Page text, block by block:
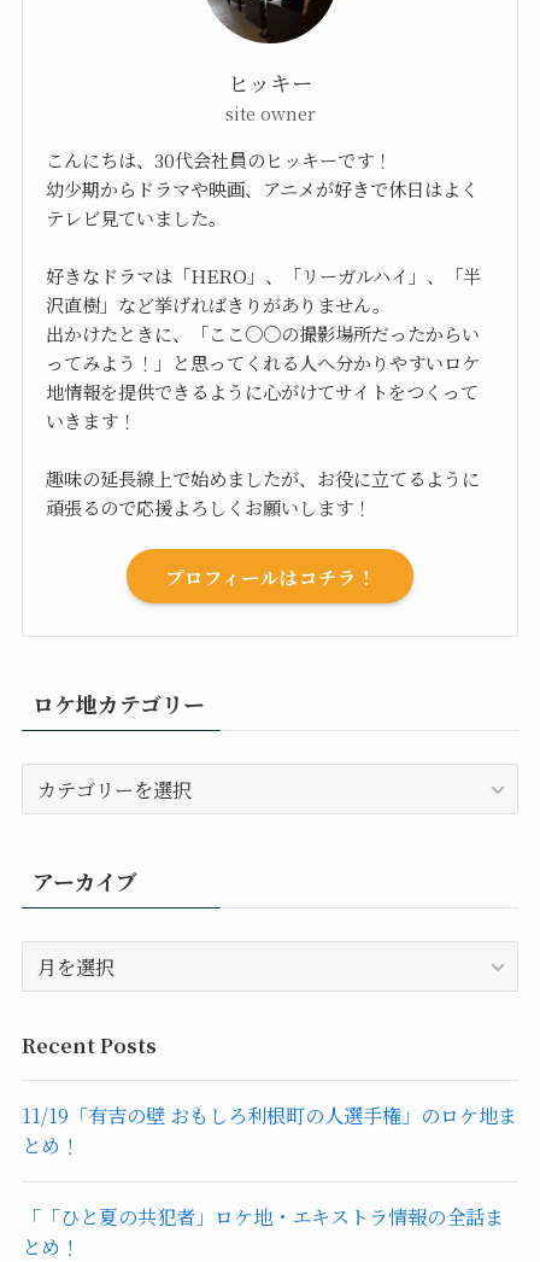
ヒッキー
site owner
こんにちは、30代会社員のヒッキーです！
幼少期からドラマや映画、アニメが好きで休日はよく
テレビ見ていました。
好きなドラマは「HERO」、「リーガルハイ」、「半
沢直樹」など挙げればきりがありません。
出かけたときに、「ここ○○の撮影場所だったからい
ってみよう！」と思ってくれる人へ分かりやすいロケ
地情報を提供できるように心がけてサイトをつくって
いきます！
趣味の延長線上で始めましたが、お役に立てるように
頑張るので応援よろしくお願いします！
プロフィールはコチラ！
ロケ地カテゴリー
ケ
カ
テ
ー
アーカイブ
ー
イ
ブ
Recent Posts
11/19「有吉の壁 おもしろ利根町の人選手権」のロケ地ま
とめ！
「「ひと夏の共犯者」ロケ地・エキストラ情報の全話ま
とめ！